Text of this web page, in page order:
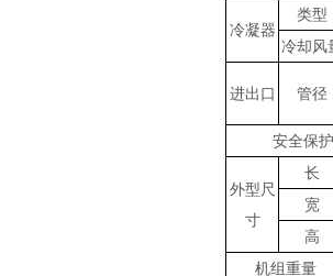
冷凝器
类型
冷却风
进出口 管径
安全保护
外型尺
寸
长
宽
高
机组重量